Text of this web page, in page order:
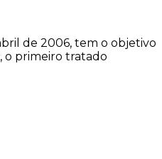
de 2006, tem o objetivo
o primeiro tratado